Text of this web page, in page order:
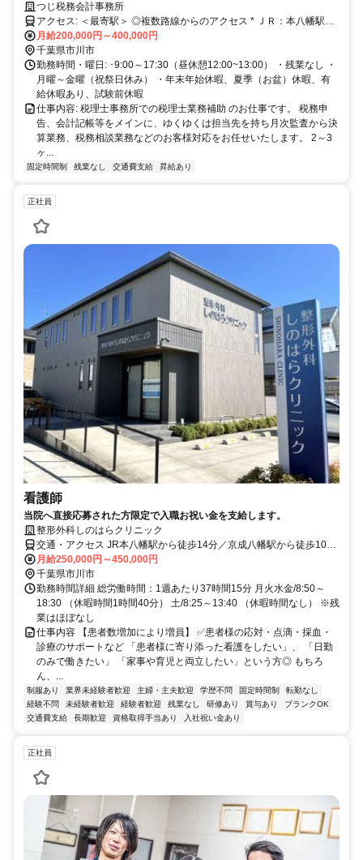
務所ですので風通しの良いアットホームな雰囲気の職場です。
つじ税務会計事務所
アクセス: ＜最寄駅＞ ◎複数路線からのアクセス * ＪＲ：本八幡駅
徒歩１分 * 都営新宿線：本八幡駅 徒歩2分 * 京成本線：京成八幡
駅 徒歩１分
月給200,000円～400,000円
千葉県市川市
勤務時間・曜日: ･9:00～17:30（昼休憩12:00~13:00） ・残業なし ・
月曜～金曜（祝祭日休み） ・年末年始休暇、夏季（お盆）休暇、有
給休暇あり、試験前休暇
仕事内容: 税理士事務所での税理士業務補助 のお仕事です。 税務申
告、会計記帳等をメインに、ゆくゆくは担当先を持ち月次監査から決
算業務、税務相談業務などのお客様対応をお任せいたします。 2～3
ヶ...
固定時間制 残業なし 交通費支給 昇給あり
正社員
看護師
当院へ直接応募された方限定で入職お祝い金を支給します。
整形外科しのはらクリニック
交通・アクセス JR本八幡駅から徒歩14分／京成八幡駅から徒歩10分
(自転車通勤可能/駐輪場あり)
月給250,000円～450,000円
千葉県市川市
勤務時間詳細 総労働時間：1週あたり37時間15分 月火水金/8:50～
18:30 （休暇時間1時間40分） 土/8:25～13:40 （休暇時間なし） ※残
業はほぼなし
仕事内容 【患者数増加により増員】 ✅患者様の応対・点滴・採血・
診療のサポートなど 「患者様に寄り添った看護をしたい」、 「日勤
のみで働きたい」 「家事や育児と両立したい」という方◎ もちろ
ん、...
制服あり 業界未経験者歓迎 主婦・主夫歓迎 学歴不問 固定時間制
転勤なし
経験不問
未経験者歓迎 経験者歓迎 残業なし 研修あり 賞与あり
ブランクOK
交通費支給
長期歓迎 資格取得手当あり 入社祝い金あり
正社員